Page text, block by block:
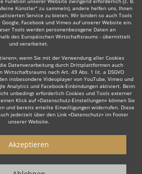
Künstler" zu sammeln), andere helfen uns, Ihnen
Service zu bieten. Wir binden so auch Tools
Facebook und Vimeo auf unserer Website ein.
Tools werden personenbezogene Daten an
des Europäischen Wirtschaftsraums - übermittelt
und verarbeitet.
wenn Sie mit der Verwendung aller Cookies
Datenverarbeitung durch Drittplattformen auch
Wirtschaftsraums nach Art. 49 Abs. 1 lit. a DSGVO
insbesondere Videoplayer von YouTube, Vimeo und
Analytics und Facebook-Einbindungen aktiviert. Beim
unbedingt erforderlich Cookies und Tools externer
Klick auf «Datenschutz-Einstellungen» können Sie
und bereits erteilte Einwilligungen widerrufen. Diese
jederzeit über den Link «Datenschutz» im Footer
unserer Website.
Akzeptieren